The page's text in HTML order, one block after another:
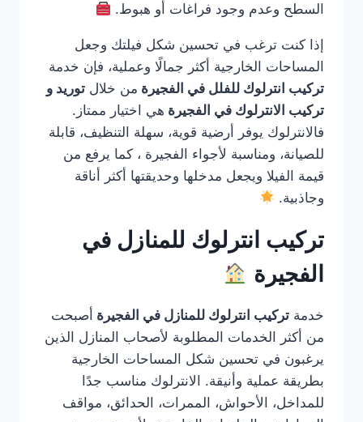
السطح وعدم وجود فراغات أو هبوط.
إذا كنت ترغب في تحسين شكل فيلتك وجعل
المساحات الخارجية أكثر جمالًا وعملية، فإن خدمة
تركيب انترلوك للفلل في الفجيرة من خلال توريد و
تركيب الانترلوك في الفجيرة هي اختيار ممتاز.
فالانترلوك يوفر أرضية قوية، سهلة التنظيف، قابلة
للصيانة، ومناسبة لأجواء الفجيرة ، كما يرفع من
قيمة الفيلا ويجعل مدخلها وحديقتها أكثر أناقة
وجاذبية.
تركيب انترلوك للمنازل في
الفجيرة
خدمة تركيب انترلوك للمنازل في الفجيرة أصبحت
من أكثر الخدمات المطلوبة لأصحاب المنازل الذين
يرغبون في تحسين شكل المساحات الخارجية
بطريقة عملية وأنيقة. الانترلوك مناسب جدًا
للمداخل، الأحواش، الممرات، الحدائق، مواقف